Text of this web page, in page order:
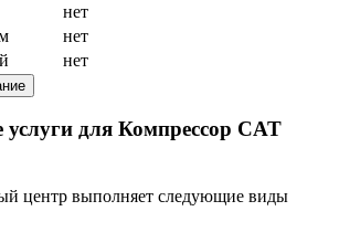
нет
нет
нет
услуги для Компрессор CAT
центр выполняет следующие виды